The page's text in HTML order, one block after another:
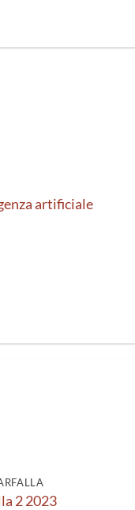
artificiale
2 2023